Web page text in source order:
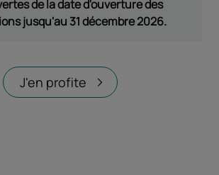
de la date d'ouverture des
jusqu'au 31 décembre 2026.
J'en profite